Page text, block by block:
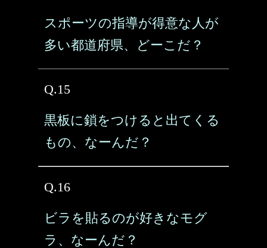
スポーツの指導が得意な人が
多い都道府県、どーこだ？
Q.15
黒板に鎖をつけると出てくる
もの、なーんだ？
Q.16
ビラを貼るのが好きなモグ
ラ、なーんだ？